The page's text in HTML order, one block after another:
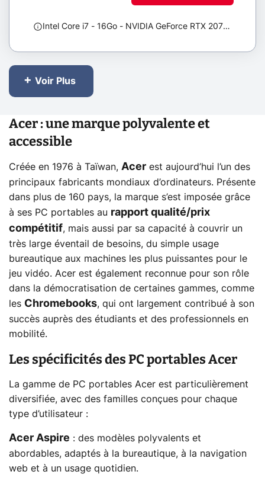
Intel Core i7 - 16Go- NVIDIA GeForce RTX 2070 SUPER
Voir Plus
Acer : une marque polyvalente et
accessible
Créée en 1976 à Taïwan, Acer est aujourd’hui l’un des
principaux fabricants mondiaux d’ordinateurs. Présente
dans plus de 160 pays, la marque s’est imposée grâce
à ses PC portables au rapport qualité/prix
compétitif, mais aussi par sa capacité à couvrir un
très large éventail de besoins, du simple usage
bureautique aux machines les plus puissantes pour le
jeu vidéo. Acer est également reconnue pour son rôle
dans la démocratisation de certaines gammes, comme
les Chromebooks, qui ont largement contribué à son
succès auprès des étudiants et des professionnels en
mobilité.
Les spécificités des PC portables Acer
La gamme de PC portables Acer est particulièrement
diversifiée, avec des familles conçues pour chaque
type d’utilisateur :
Acer Aspire : des modèles polyvalents et
abordables, adaptés à la bureautique, à la navigation
web et à un usage quotidien.